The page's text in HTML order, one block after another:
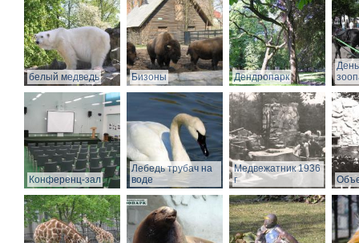
белый медведь Бизоны Дендропарк
Конференц-зал
Лебедь трубач на
воде
Медвежатник 1936
г